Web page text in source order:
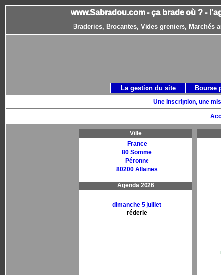
www.Sabradou.com - ça brade où ? -
Braderies, Brocantes, Vides greniers, Marchés
Une Inscription, une
Ville
France
80 Somme
Péronne
80200 Allaines
Agenda 2026
dimanche 5 juillet
réderie
La gestion du site Bourse